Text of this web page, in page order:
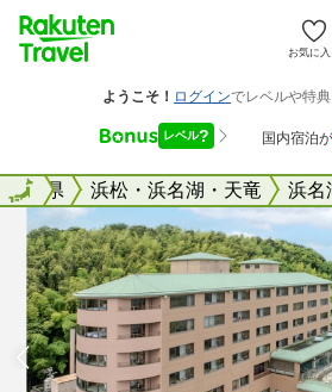
お気に入
静岡県 浜松・浜名湖・天竜 浜名
全国